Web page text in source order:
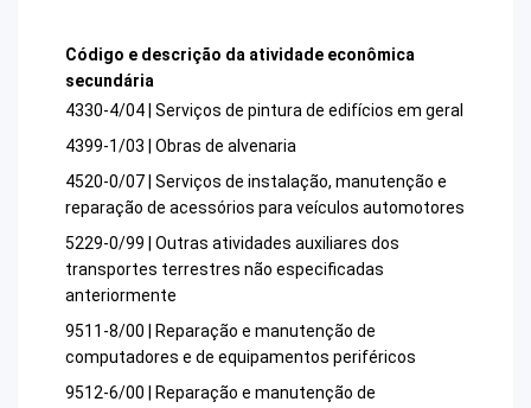
Código e descrição da atividade econômica
secundária
4330-4/04 | Serviços de pintura de edifícios em geral
4399-1/03 | Obras de alvenaria
4520-0/07 | Serviços de instalação, manutenção e
reparação de acessórios para veículos automotores
5229-0/99 | Outras atividades auxiliares dos
transportes terrestres não especificadas
anteriormente
9511-8/00 | Reparação e manutenção de
computadores e de equipamentos periféricos
9512-6/00 | Reparação e manutenção de